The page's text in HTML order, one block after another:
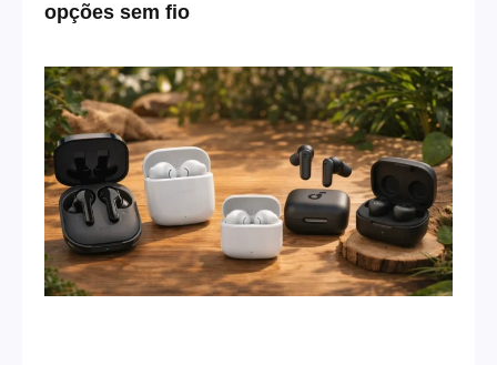
opções sem fio